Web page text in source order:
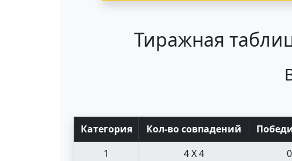
Тиражная
Категория Кол-во совпадений Поб
1
4 X 4 0